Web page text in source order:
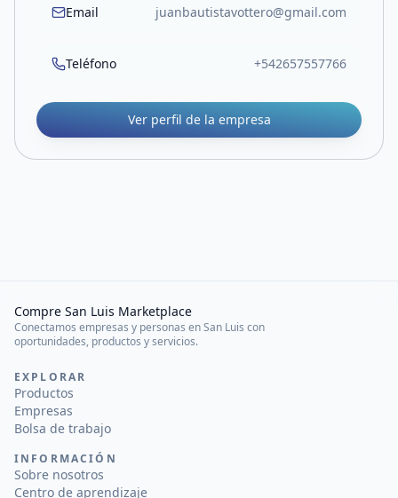
Email juanbautistavottero@gmail.com
Teléfono +542657557766
Ver perfil de la empresa
Compre San Luis Marketplace
Conectamos empresas y personas en San Luis con
oportunidades, productos y servicios.
EXPLORAR
Productos
Empresas
Bolsa de trabajo
INFORMACIÓN
Sobre nosotros
Centro de aprendizaje